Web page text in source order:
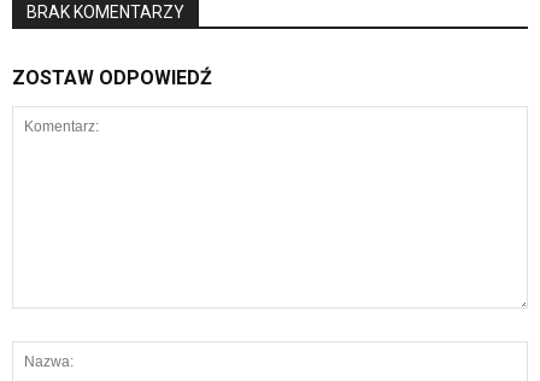
BRAK KOMENTARZY
ZOSTAW ODPOWIEDŹ